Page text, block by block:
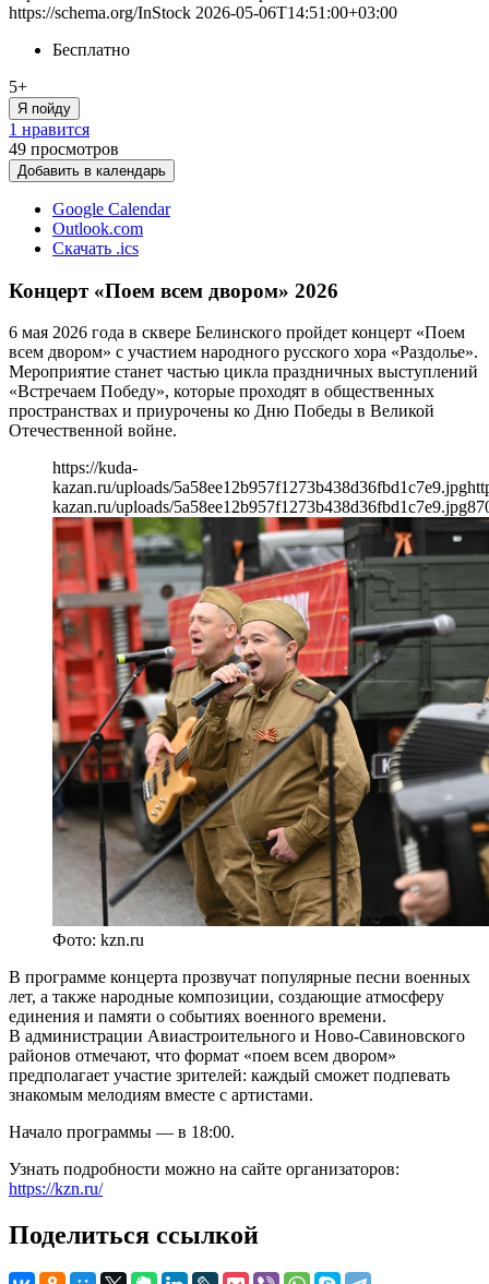
https://schema.org/InStock 2026-05-06T14:51:00+03:00
Бесплатно
5+
Я пойду
1 нравится
49 просмотров
Добавить в календарь
Google Calendar
Outlook.com
Скачать .ics
Концерт «Поем всем двором» 2026
6 мая 2026 года в сквере Белинского пройдет концерт «Поем
всем двором» с участием народного русского хора «Раздолье».
Мероприятие станет частью цикла праздничных выступлений
«Встречаем Победу», которые проходят в общественных
пространствах и приурочены ко Дню Победы в Великой
Отечественной войне.
https://kuda-
kazan.ru/uploads/5a58ee12b957f1273b438d36fbd1c7e9.jpg
kazan.ru/uploads/5a58ee12b957f1273b438d36fbd1c7e9.jpg
Фото: kzn.ru
В программе концерта прозвучат популярные песни военных
лет, а также народные композиции, создающие атмосферу
единения и памяти о событиях военного времени.
В администрации Авиастроительного и Ново-Савиновского
районов отмечают, что формат «поем всем двором»
предполагает участие зрителей: каждый сможет подпевать
знакомым мелодиям вместе с артистами.
Начало программы — в 18:00.
Узнать подробности можно на сайте организаторов:
https://kzn.ru/
Поделиться ссылкой